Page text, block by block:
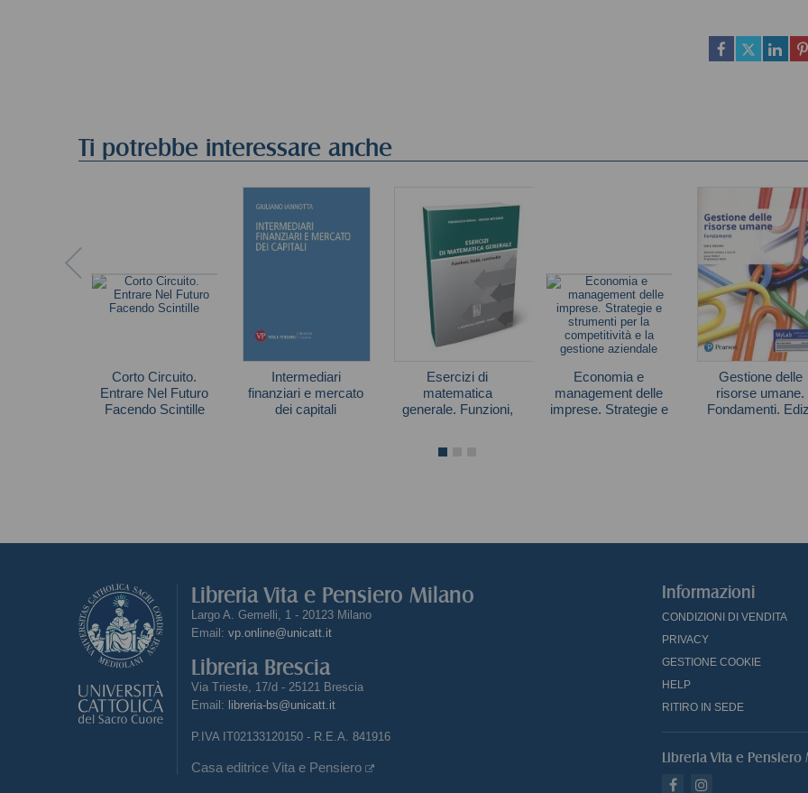
Ti potrebbe interessare anche
Corto Circuito.
Entrare Nel Futuro
Facendo Scintille
Intermediari
finanziari e mercato
dei capitali
Esercizi di
matematica
generale. Funzioni,
Economia e
management delle
imprese. Strategie e
Gestione delle
risorse umane.
Fondamenti.
Libreria Vita e Pensiero Milano
Largo A. Gemelli, 1 - 20123 Milano
Email: vp.online@unicatt.it
Libreria Brescia
Via Trieste, 17/d - 25121 Brescia
Email: libreria-bs@unicatt.it
P.IVA IT02133120150 - R.E.A. 841916
Casa editrice Vita e Pensiero
Informazioni
CONDIZIONI DI VENDITA
PRIVACY
GESTIONE COOKIE
HELP
RITIRO IN SEDE
Libreria Vita e Pensiero